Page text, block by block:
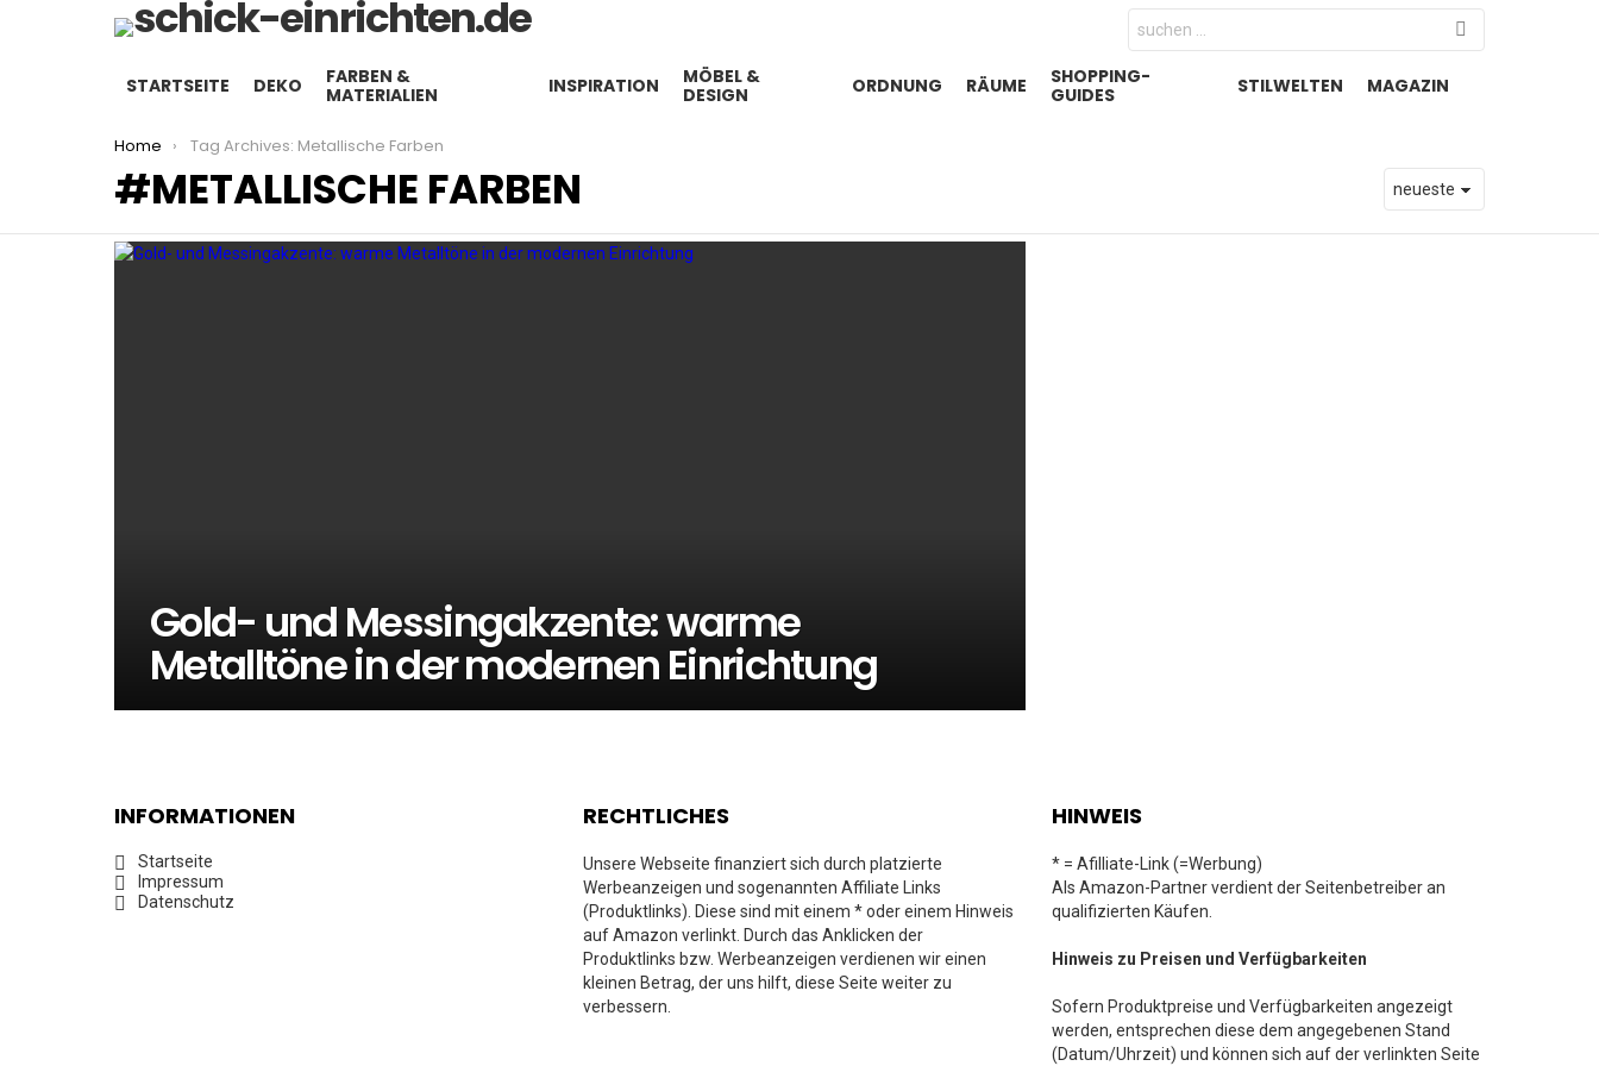
Search
for:
STARTSEITE DEKO
FARBEN &
MATERIALIEN
INSPIRATION
MÖBEL &
DESIGN
ORDNUNG RÄUME
SHOPPING-
GUIDES
STILWELTEN MAGAZIN
You are here:
Home Tag Archives: Metallische Farben
METALLISCHE FARBEN
LATEST
STORIES
Gold- und Messingakzente: warme
Metalltöne in der modernen Einrichtung
INFORMATIONEN
Startseite
Impressum
Datenschutz
RECHTLICHES
Unsere Webseite finanziert sich durch platzierte
Werbeanzeigen und sogenannten Affiliate Links
(Produktlinks). Diese sind mit einem * oder einem Hinweis
auf Amazon verlinkt. Durch das Anklicken der
Produktlinks bzw. Werbeanzeigen verdienen wir einen
kleinen Betrag, der uns hilft, diese Seite weiter zu
verbessern.
HINWEIS
* = Afilliate-Link (=Werbung)
Als Amazon-Partner verdient der Seitenbetreiber an
qualifizierten Käufen.
Hinweis zu Preisen und Verfügbarkeiten
Sofern Produktpreise und Verfügbarkeiten angezeigt
werden, entsprechen diese dem angegebenen Stand
(Datum/Uhrzeit) und können sich auf der verlinkten Seite